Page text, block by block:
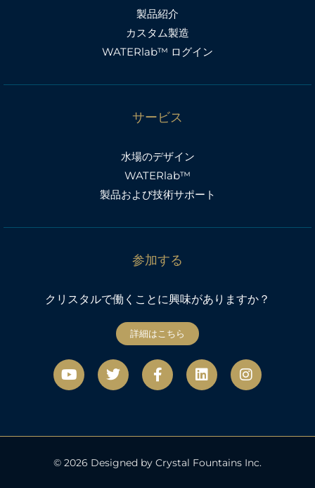
製品紹介
カスタム製造
WATERlab™ ログイン
サービス
水場のデザイン
WATERlab™
製品および技術サポート
参加する
クリスタルで働くことに興味がありますか？
詳細はこちら
Y
o
u
b
ツ
イ
ッ
フ
ェ
イ
ッ
リ
ン
ク
イ
ン
ス
ラ
© 2026 Designed by Crystal Fountains Inc.